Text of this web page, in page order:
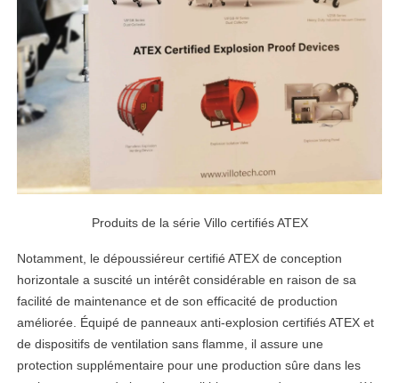
Produits de la série Villo certifiés ATEX
Notamment, le dépoussiéreur certifié ATEX de conception
horizontale a suscité un intérêt considérable en raison de sa
facilité de maintenance et de son efficacité de production
améliorée. Équipé de panneaux anti-explosion certifiés ATEX et
de dispositifs de ventilation sans flamme, il assure une
protection supplémentaire pour une production sûre dans les